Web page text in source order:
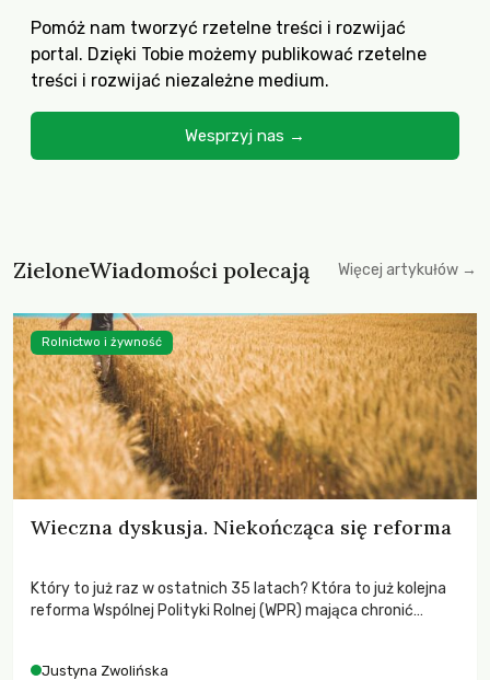
Pomóż nam tworzyć rzetelne treści i rozwijać
portal. Dzięki Tobie możemy publikować rzetelne
treści i rozwijać niezależne medium.
Wesprzyj nas →
ZieloneWiadomości polecają Więcej artykułów →
Wieczna dyskusja. Niekończąca się reforma
Który to już raz w ostatnich 35 latach? Która to już kolejna
reforma Wspólnej Polityki Rolnej (WPR) mająca chronić
Justyna Zwolińska
Rolnictwo i żywność